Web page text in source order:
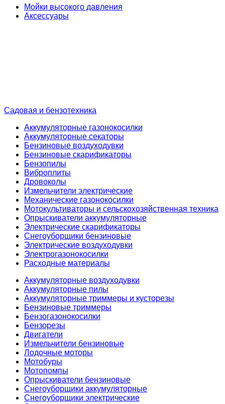
Мойки высокого давления
Аксессуары
Садовая и бензотехника
Аккумуляторные газонокосилки
Аккумуляторные секаторы
Бензиновые воздуходувки
Бензиновые скарификаторы
Бензопилы
Виброплиты
Дровоколы
Измельчители электрические
Механические газонокосилки
Мотокультиваторы и сельскохозяйственная техника
Опрыскиватели аккумуляторные
Электрические скарификаторы
Снегоуборщики бензиновые
Электрические воздуходувки
Электрогазонокосилки
Расходные материалы
Аккумуляторные воздуходувки
Аккумуляторные пилы
Аккумуляторные триммеры и кусторезы
Бензиновые триммеры
Бензогазонокосилки
Бензорезы
Двигатели
Измельчители бензиновые
Лодочные моторы
Мотобуры
Мотопомпы
Опрыскиватели бензиновые
Снегоуборщики аккумуляторные
Снегоуборщики электрические